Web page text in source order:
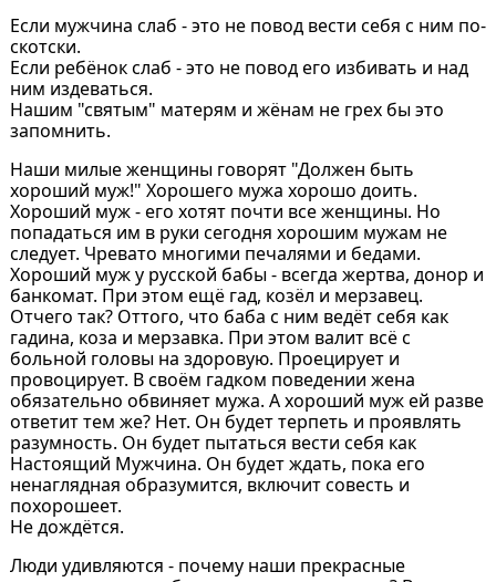
Если мужчина слаб - это не повод вести себя с ним по-
скотски.
Если ребёнок слаб - это не повод его избивать и над
ним издеваться.
Нашим "святым" матерям и жёнам не грех бы это
запомнить.
Наши милые женщины говорят "Должен быть
хороший муж!" Хорошего мужа хорошо доить.
Хороший муж - его хотят почти все женщины. Но
попадаться им в руки сегодня хорошим мужам не
следует. Чревато многими печалями и бедами.
Хороший муж у русской бабы - всегда жертва, донор и
банкомат. При этом ещё гад, козёл и мерзавец.
Отчего так? Оттого, что баба с ним ведёт себя как
гадина, коза и мерзавка. При этом валит всё с
больной головы на здоровую. Проецирует и
провоцирует. В своём гадком поведении жена
обязательно обвиняет мужа. А хороший муж ей разве
ответит тем же? Нет. Он будет терпеть и проявлять
разумность. Он будет пытаться вести себя как
Настоящий Мужчина. Он будет ждать, пока его
ненаглядная образумится, включит совесть и
похорошеет.
Не дождётся.
Люди удивляются - почему наши прекрасные